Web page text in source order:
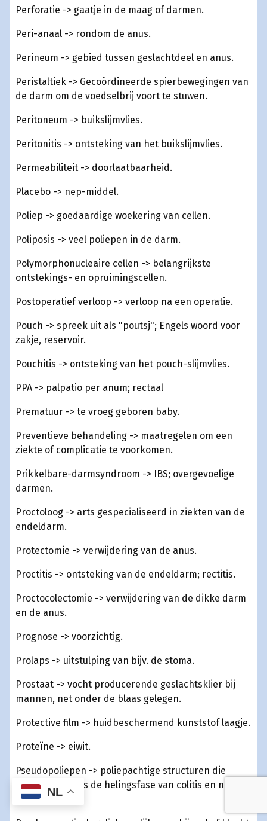
Perforatie -> gaatje in de maag of darmen.
Peri-anaal -> rondom de anus.
Perineum -> gebied tussen geslachtdeel en anus.
Peristaltiek -> Gecoördineerde spierbewegingen van
de darm om de voedselbrij voort te stuwen.
Peritoneum -> buikslijmvlies.
Peritonitis -> ontsteking van het buikslijmvlies.
Permeabiliteit -> doorlaatbaarheid.
Placebo -> nep-middel.
Poliep -> goedaardige woekering van cellen.
Poliposis -> veel poliepen in de darm.
Polymorphonucleaire cellen -> belangrijkste
ontstekings- en opruimingscellen.
Postoperatief verloop -> verloop na een operatie.
Pouch -> spreek uit als "poutsj"; Engels woord voor
zakje, reservoir.
Pouchitis -> ontsteking van het pouch-slijmvlies.
PPA -> palpatio per anum; rectaal
Prematuur -> te vroeg geboren baby.
Preventieve behandeling -> maatregelen om een
ziekte of complicatie te voorkomen.
Prikkelbare-darmsyndroom -> IBS; overgevoelige
darmen.
Proctoloog -> arts gespecialiseerd in ziekten van de
endeldarm.
Protectomie -> verwijdering van de anus.
Proctitis -> ontsteking van de endeldarm; rectitis.
Proctocolectomie -> verwijdering van de dikke darm
en de anus.
Prognose -> voorzichtig.
Prolaps -> uitstulping van bijv. de stoma.
Prostaat -> vocht producerende geslachtsklier bij
mannen, net onder de blaas gelegen.
Protective film -> huidbeschermend kunststof laagje.
Proteïne -> eiwit.
Pseudopoliepen -> poliepachtige structuren die
ontstaan tijdens de helingsfase van colitis en niet
ontaarden.
NL